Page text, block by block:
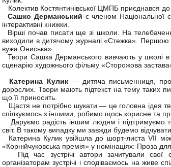
Колектив Костянтинівської ЦМПБ приєднався до
Сашко Дерманський є членом Національної
інтерактивні книжки.
Вірші почав писати ще зі школи. На
виходили в дитячому журналі «Стежка». Першою
вужа Ониська».
Твори Сашка Дерманського вивчають у школі в
сценарію художнього фільму «Сторожова
Катерина Кулик— дитяча письменниця,
дорослих. Твори мають підтекст на тему таких
що її приносить.
Щастя не потрібно шукати — це головна ідея
спілкуємось з іншими, робимо щось корисне та
Даруємо радість іншим людям і підтримуємо
світ. В такому випадку ми завжди будемо
Катерина Кулик увійшла до шорт-листа VII
«Корнійчуковська премія» у номінаціях: Проза
Під час зустрічі автори зачитували свої
організаторам зустрічі і сподіваємось на живе